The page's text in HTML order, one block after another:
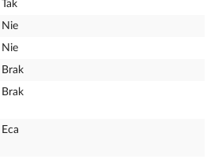
Tak
Nie
Nie
Brak
Brak
Eca